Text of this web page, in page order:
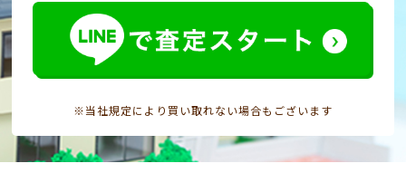
※当社規定により買い取れない場合もございます